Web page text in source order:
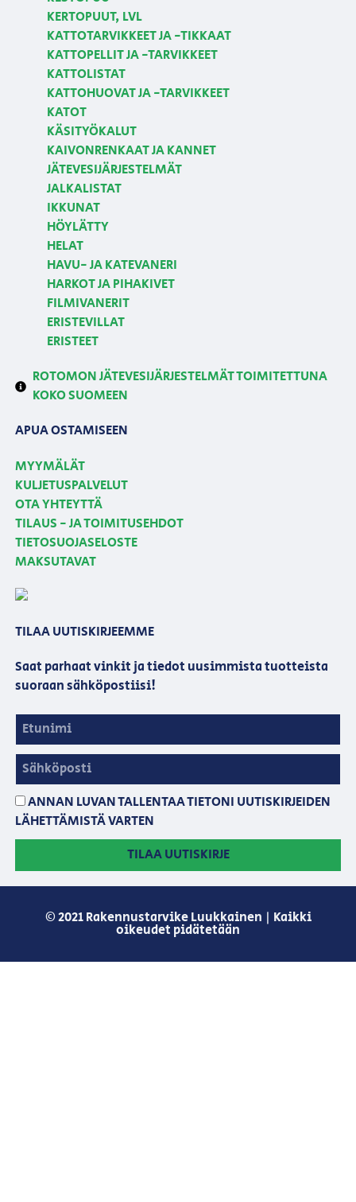
KERTOPUUT, LVL
KATTOTARVIKKEET JA -TIKKAAT
KATTOPELLIT JA -TARVIKKEET
KATTOLISTAT
KATTOHUOVAT JA -TARVIKKEET
KATOT
KÄSITYÖKALUT
KAIVONRENKAAT JA KANNET
JÄTEVESIJÄRJESTELMÄT
JALKALISTAT
IKKUNAT
HÖYLÄTTY
HELAT
HAVU- JA KATEVANERI
HARKOT JA PIHAKIVET
FILMIVANERIT
ERISTEVILLAT
ERISTEET
ROTOMON JÄTEVESIJÄRJESTELMÄT TOIMITETTUNA
KOKO SUOMEEN
APUA OSTAMISEEN
MYYMÄLÄT
KULJETUSPALVELUT
OTA YHTEYTTÄ
TILAUS - JA TOIMITUSEHDOT
TIETOSUOJASELOSTE
MAKSUTAVAT
TILAA UUTISKIRJEEMME
Saat parhaat vinkit ja tiedot uusimmista tuotteista
suoraan sähköpostiisi!
ANNAN LUVAN TALLENTAA TIETONI UUTISKIRJEIDEN
LÄHETTÄMISTÄ VARTEN
TILAA UUTISKIRJE
© 2021 Rakennustarvike Luukkainen | Kaikki
oikeudet pidätetään